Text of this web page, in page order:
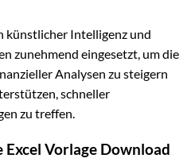
künstlicher Intelligenz und
zunehmend eingesetzt, um die
Analysen zu steigern
schneller
zu treffen.
Excel Vorlage Download